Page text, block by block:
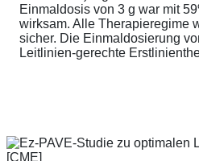
Einmaldosis von 3 g war mit
wirksam. Alle Therapieregime
sicher. Die Einmaldosierung
Leitlinien-gerechte